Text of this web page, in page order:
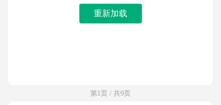
重新加载
第1页 / 共9页